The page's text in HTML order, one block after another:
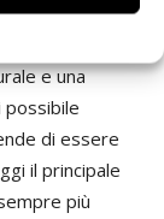
in grado di
questo si
e una
possibile
di essere
il principale
più